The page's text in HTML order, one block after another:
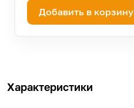
Добавить в корзину
Характеристики